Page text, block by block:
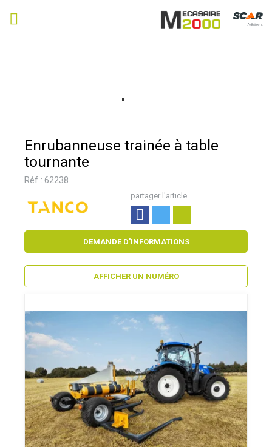
Adhérent
Enrubanneuse trainée à table
tournante
Réf : 62238
partager l'article
DEMANDE D'INFORMATIONS
AFFICHER UN NUMÉRO